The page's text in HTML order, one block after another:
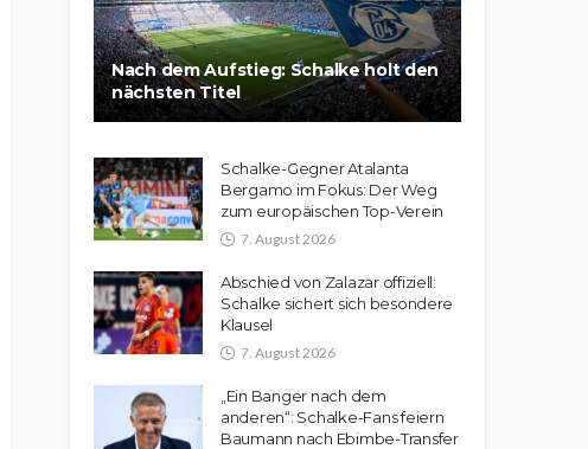
Nach dem Aufstieg: Schalke holt den
nächsten Titel
Schalke-Gegner Atalanta
Bergamo im Fokus: Der Weg
zum europäischen Top-Verein
7. August 2026
Abschied von Zalazar offiziell:
Schalke sichert sich besondere
Klausel
7. August 2026
„Ein Banger nach dem
anderen“: Schalke-Fans feiern
Baumann nach Ebimbe-Transfer